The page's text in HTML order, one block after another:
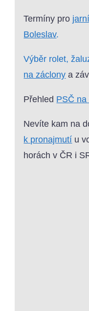
Termíny pro
Boleslav.
Výběr rolet,
na záclony a
Přehled PSČ na
Nevíte kam na
k pronajmutí u
horách v ČR i